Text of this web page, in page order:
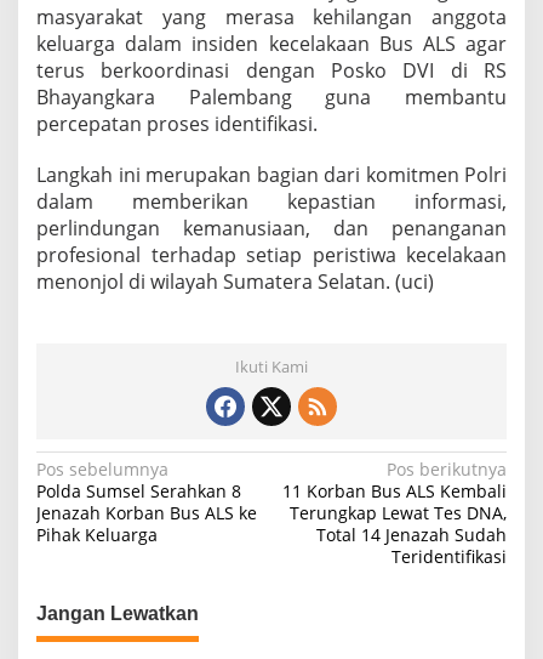
masyarakat yang merasa kehilangan anggota
keluarga dalam insiden kecelakaan Bus ALS agar
terus berkoordinasi dengan Posko DVI di RS
Bhayangkara Palembang guna membantu
percepatan proses identifikasi.
Langkah ini merupakan bagian dari komitmen Polri
dalam memberikan kepastian informasi,
perlindungan kemanusiaan, dan penanganan
profesional terhadap setiap peristiwa kecelakaan
menonjol di wilayah Sumatera Selatan. (uci)
Ikuti Kami
N
a
v
g
a
Pos sebelumnya
Polda Sumsel Serahkan 8
Jenazah Korban Bus ALS ke
Pihak Keluarga
Pos berikutnya
11 Korban Bus ALS Kembali
Terungkap Lewat Tes DNA,
Total 14 Jenazah Sudah
Teridentifikasi
Jangan Lewatkan